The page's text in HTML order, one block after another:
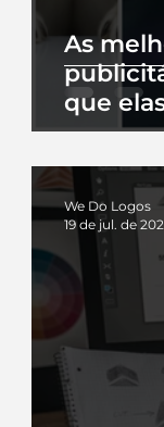
As
que
We Do Logos
19 de jul. de